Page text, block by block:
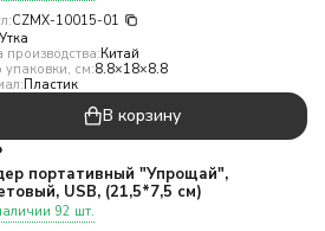
CZMX-10015-01
Утка
производства:Китай
упаковки, см:8.8×18×8.8
Пластик
В корзину
портативный "Упрощай",
USB, (21,5*7,5 см)
92 шт.